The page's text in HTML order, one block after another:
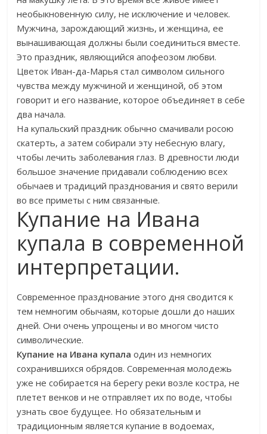
необыкновенную силу, не исключение и человек.
Мужчина, зарождающий жизнь, и женщина, ее
вынашивающая должны были соединиться вместе.
Это праздник, являющийся апофеозом любви.
Цветок Иван-да-Марья стал символом сильного
чувства между мужчиной и женщиной, об этом
говорит и его название, которое объединяет в себе
два начала.
На купальский праздник обычно смачивали росою
скатерть, а затем собирали эту небесную влагу,
чтобы лечить заболевания глаз. В древности люди
большое значение придавали соблюдению всех
обычаев и традиций празднования и свято верили
во все приметы с ним связанные.
Купание на Ивана
купала в современной
интерпретации.
Современное празднование этого дня сводится к
тем немногим обычаям, которые дошли до наших
дней. Они очень упрощены и во многом чисто
символические.
Купание на Ивана купалаодин из немногих
сохранившихся обрядов. Современная молодежь
уже не собирается на берегу реки возле костра, не
плетет венков и не отправляет их по воде, чтобы
узнать свое будущее. Но обязательным и
традиционным является купание в водоемах,